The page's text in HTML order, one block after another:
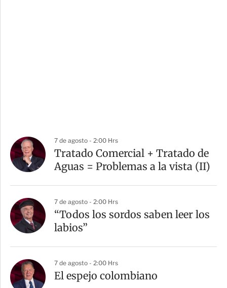
7 de agosto - 2:00 Hrs
Tratado Comercial + Tratado de
Aguas = Problemas a la vista (II)
7 de agosto - 2:00 Hrs
“Todos los sordos saben leer los
labios”
7 de agosto - 2:00 Hrs
El espejo colombiano